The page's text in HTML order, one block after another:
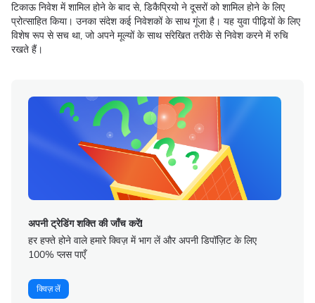
टिकाऊ निवेश में शामिल होने के बाद से, डिकैप्रियो ने दूसरों को शामिल होने के लिए
प्रोत्साहित किया। उनका संदेश कई निवेशकों के साथ गूंजा है। यह युवा पीढ़ियों के लिए
विशेष रूप से सच था, जो अपने मूल्यों के साथ संरेखित तरीके से निवेश करने में रुचि
रखते हैं।
अपनी ट्रेडिंग शक्ति की जाँच करें!
हर हफ्ते होने वाले हमारे क्विज़ में भाग लें और अपनी डिपॉज़िट के लिए
100% प्लस पाएँ
क्विज़ लें